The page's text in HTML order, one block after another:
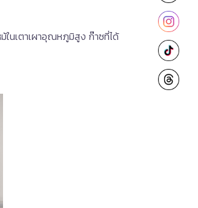
ในเตาเผาอุณหภูมิสูง ก๊าซที่ได้